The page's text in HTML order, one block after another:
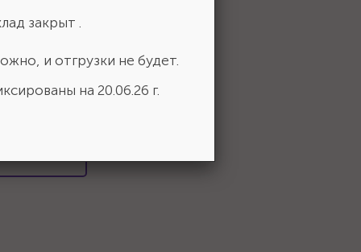
закрыт .
и отгрузки не будет.
на 20.06.26 г.